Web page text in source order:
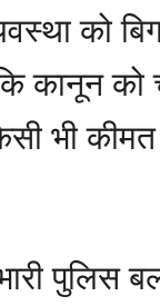
को
कानून
भी
पुलिस